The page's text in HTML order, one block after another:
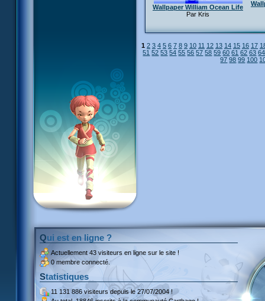
Wallpaper William Ocean Life
Par Kris
1 2 3 4 5 6 7 8 9 10 11 12 13 14 15 16 17
51 52 53 54 55 56 57 58 59 60 61 62 63 64
97 98 99 100
Qui est en ligne ?
Actuellement 43 visiteurs en ligne sur le site !
0 membre connecté.
Statistiques
11 131 886 visiteursdepuis le 27/07/2004 !